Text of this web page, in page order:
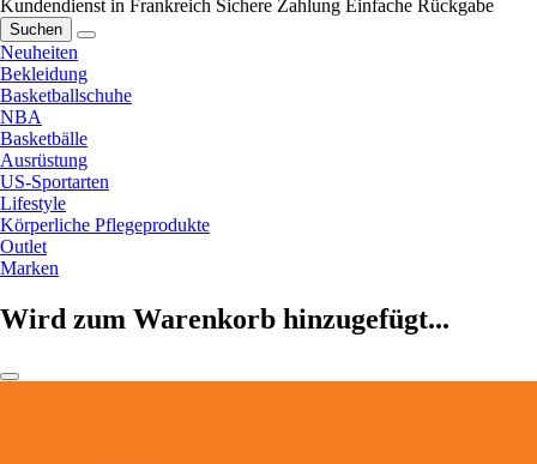
Kundendienst in Frankreich Sichere Zahlung Einfache Rückgabe
Suchen
Neuheiten
Bekleidung
Basketballschuhe
NBA
Basketbälle
Ausrüstung
US-Sportarten
Lifestyle
Körperliche Pflegeprodukte
Outlet
Marken
Wird zum Warenkorb hinzugefügt...